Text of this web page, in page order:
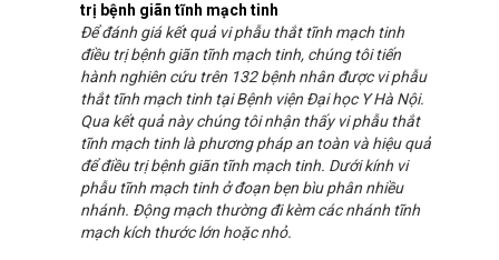
trị bệnh giãn tĩnh mạch tinh
Để đánh giá kết quả vi phẫu thắt tĩnh mạch tinh
điều trị bệnh giãn tĩnh mạch tinh, chúng tôi tiến
hành nghiên cứu trên 132 bệnh nhân được vi phẫu
thắt tĩnh mạch tinh tại Bệnh viện Đại học Y Hà Nội.
Qua kết quả này chúng tôi nhận thấy vi phẫu thắt
tĩnh mạch tinh là phương pháp an toàn và hiệu quả
để điều trị bệnh giãn tĩnh mạch tinh. Dưới kính vi
phẫu tĩnh mạch tinh ở đoạn bẹn bìu phân nhiều
nhánh. Động mạch thường đi kèm các nhánh tĩnh
mạch kích thước lớn hoặc nhỏ.